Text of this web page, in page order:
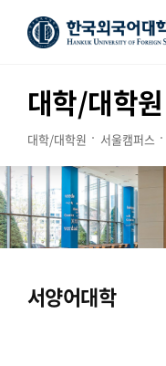
대학/대학원
대학/대학원 서울캠퍼스
서양어대학